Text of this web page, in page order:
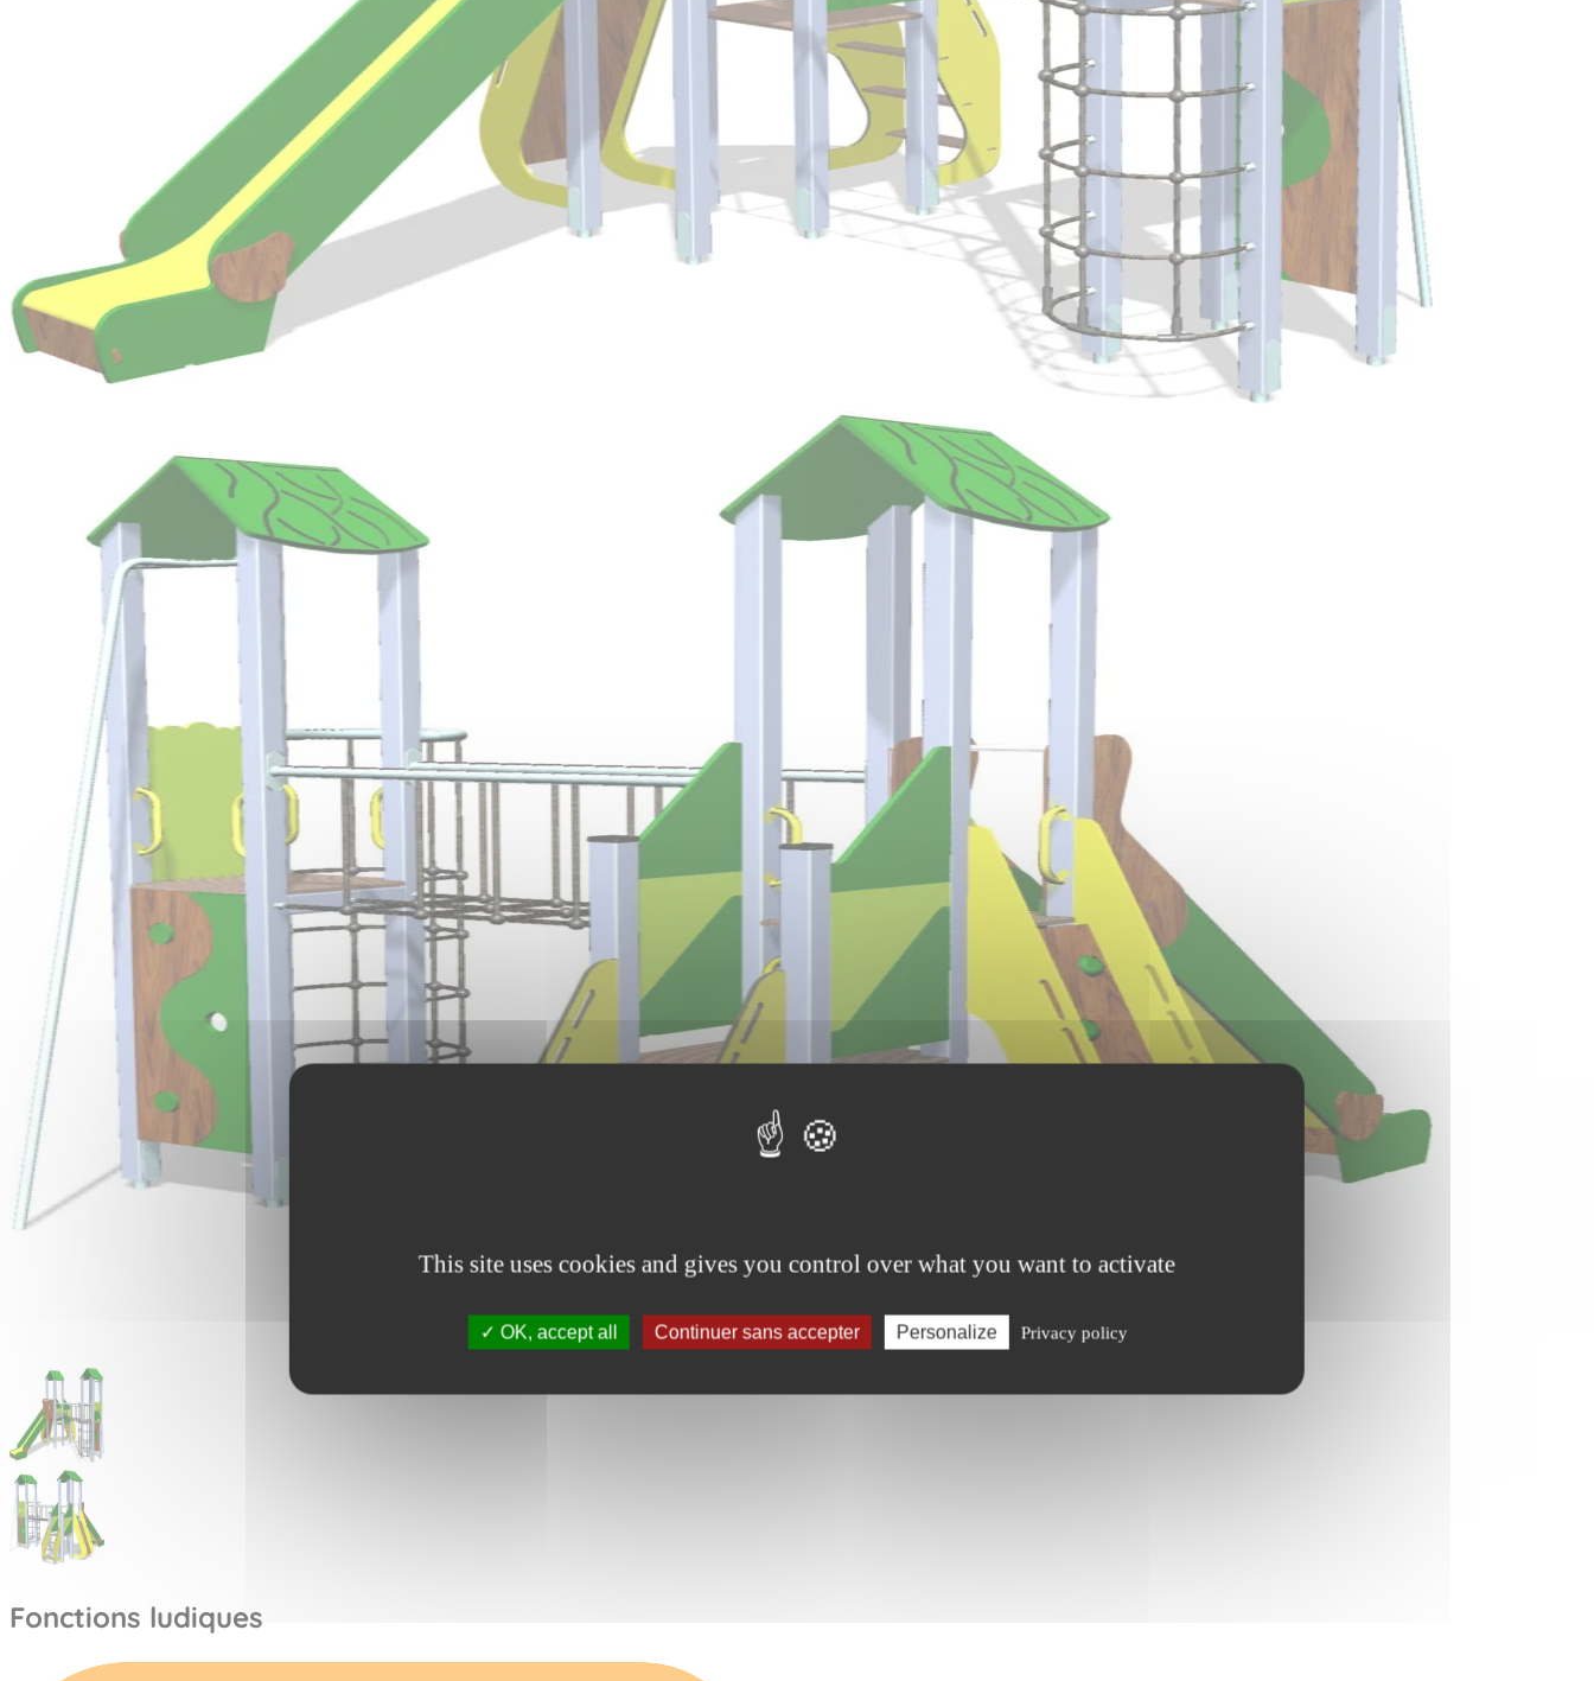
This site uses cookies and gives you control over what you want to activate
OK, accept all Continuer sans accepter Personalize Privacy policy
Fonctions ludiques